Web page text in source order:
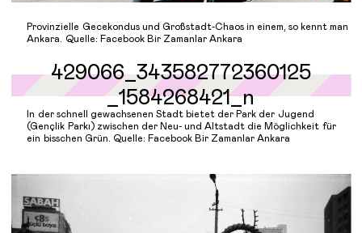
Provinzielle Gecekondus und Großstadt-Chaos in einem, so kennt man
Ankara. Quelle: Facebook Bir Zamanlar Ankara
In der schnell gewachsenen Stadt bietet der Park der Jugend
(Gençlik Parkı) zwischen der Neu- und Altstadt die Möglichkeit für
ein bisschen Grün. Quelle: Facebook Bir Zamanlar Ankara